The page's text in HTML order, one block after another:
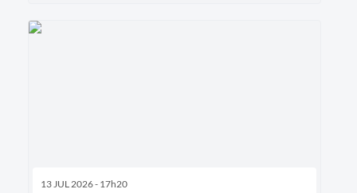
13 JUL 2026 - 17h20